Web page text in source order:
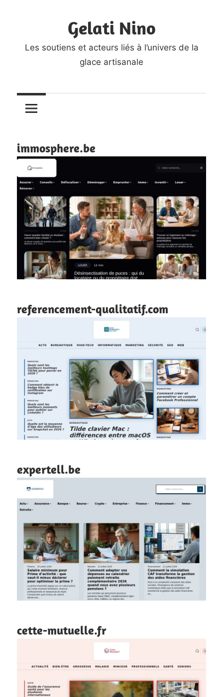
Gelati Nino
Les soutiens et acteurs liés à l’univers de la
glace artisanale
immosphere.be
referencement-qualitatif.com
expertell.be
cette-mutuelle.fr